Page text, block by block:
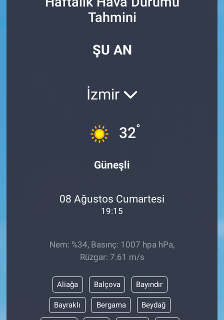
Tahmini
ŞU AN
İzmir
32°
Güneşli
08 Ağustos Cumartesi
19:15
Nem: %34, Basınç: 1007 hpa hPa,
Rüzgar: 7.61 m/s
Aliağa Balçova Bayındır
Bayraklı Bergama Beydağ